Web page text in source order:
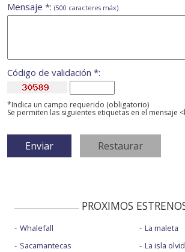
Mensaje *: (500 caracteres máx)
Código de validación *:
*Indica un campo requerido (obligatorio)
Se permiten las siguientes etiquetas en el mensaje
PROXIMOS
Whalefall
Sacamantecas
La maleta
La isla